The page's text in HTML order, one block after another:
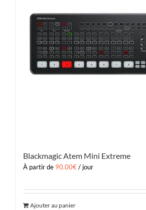
Blackmagic Atem Mini Extreme
À partir de 90.00€/ jour
Ajouter au panier